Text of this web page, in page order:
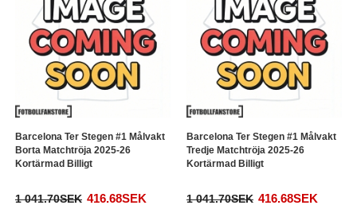
Barcelona Ter Stegen #1 Målvakt
Borta Matchtröja 2025-26
Kortärmad Billigt
1 041.70SEK 416.68SEK
Barcelona Ter Stegen #1 Målvakt
Tredje Matchtröja 2025-26
Kortärmad Billigt
1 041.70SEK 416.68SEK